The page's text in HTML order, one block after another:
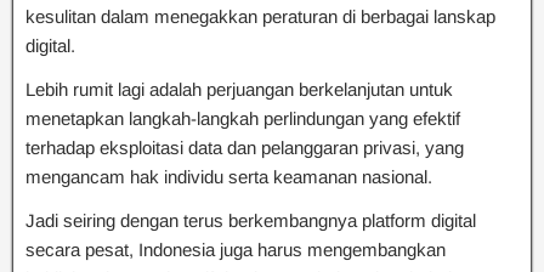
kesulitan dalam menegakkan peraturan di berbagai lanskap
digital.
Lebih rumit lagi adalah perjuangan berkelanjutan untuk
menetapkan langkah-langkah perlindungan yang efektif
terhadap eksploitasi data dan pelanggaran privasi, yang
mengancam hak individu serta keamanan nasional.
Jadi seiring dengan terus berkembangnya platform digital
secara pesat, Indonesia juga harus mengembangkan